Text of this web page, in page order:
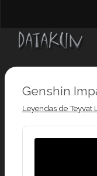
Genshin
Leyendas de Teyvat